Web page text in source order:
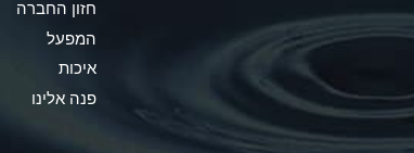
חזון החברה
המפעל
איכות
פנה אלינו